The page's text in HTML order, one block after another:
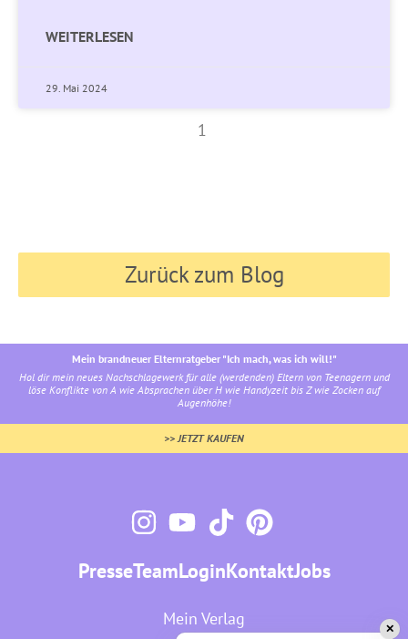
WEITERLESEN
29. Mai 2024
1
Zurück zum Blog
Mein brandneuer Elternratgeber "Ich mach, was ich will!"
Hol dir mein neues Nachschlagewerk für alle (werdenden) Eltern von Teenagern und
löse Konflikte von A wie Absprachen über H wie Handyzeit bis Z wie Zocken auf
Augenhöhe!
>> JETZT KAUFEN
PresseTeamLoginKontaktJobs
Mein Verlag
✕